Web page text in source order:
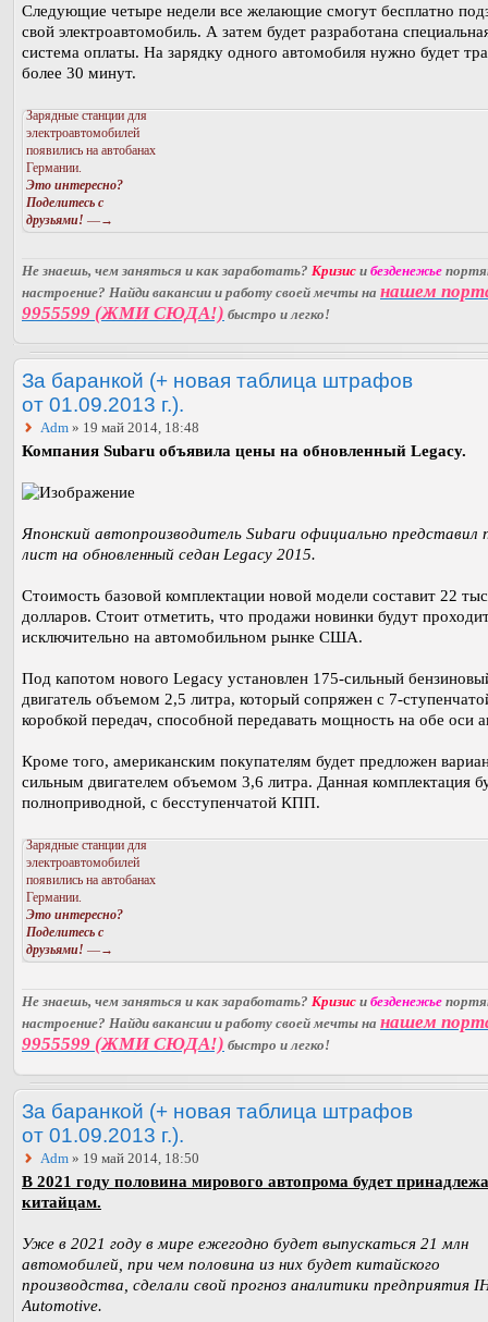
Следующие четыре недели все желающие смогут бесплатно
свой электроавтомобиль. А затем будет разработана
система оплаты. На зарядку одного автомобиля нужно будет
более 30 минут.
Зарядные станции для
электроавтомобилей
появились на автобанах
Германии.
Это интересно?
Поделитесь с
друзьями! —→
Не знаешь, чем заняться и как заработать? Кризис и безденежье
настроение? Найди вакансии и работу своей мечты на нашем
9955599 (ЖМИ СЮДА!) быстро и легко!
За баранкой (+ новая таблица штрафов
от 01.09.2013 г.).
Adm » 19 май 2014, 18:48
Компания Subaru объявила цены на обновленный Legacy.
Японский автопроизводитель Subaru официально представил
лист на обновленный седан Legacy 2015.
Стоимость базовой комплектации новой модели составит 22
долларов. Стоит отметить, что продажи новинки будут
исключительно на автомобильном рынке США.
Под капотом нового Legacy установлен 175-сильный
двигатель объемом 2,5 литра, который сопряжен с 7-
коробкой передач, способной передавать мощность на обе оси
Кроме того, американским покупателям будет предложен
сильным двигателем объемом 3,6 литра. Данная комплектация
полноприводной, с бесступенчатой КПП.
Зарядные станции для
электроавтомобилей
появились на автобанах
Германии.
Это интересно?
Поделитесь с
друзьями! —→
Не знаешь, чем заняться и как заработать? Кризис и безденежье
настроение? Найди вакансии и работу своей мечты на нашем
9955599 (ЖМИ СЮДА!) быстро и легко!
За баранкой (+ новая таблица штрафов
от 01.09.2013 г.).
Adm » 19 май 2014, 18:50
В 2021 году половина мирового автопрома будет
китайцам.
Уже в 2021 году в мире ежегодно будет выпускаться 21 млн
автомобилей, при чем половина из них будет китайского
производства, сделали свой прогноз аналитики предприятия
Automotive.